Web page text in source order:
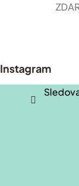
a
t
Instagram